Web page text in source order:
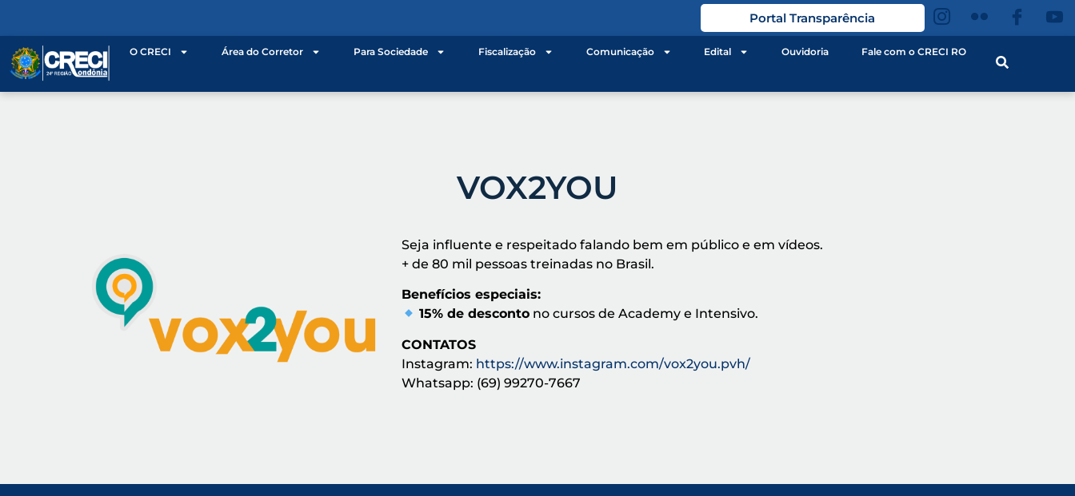
Portal Transparência
O CRECI Área do Corretor Para Sociedade Fiscalização Comunicação Edital Ouvidoria Fale com o CRECI RO
VOX2YOU
Seja influente e respeitado falando bem em público e em vídeos.
+ de 80 mil pessoas treinadas no Brasil.
Benefícios especiais:
15% de desconto no cursos de Academy e Intensivo.
CONTATOS
Instagram: https://www.instagram.com/vox2you.pvh/
Whatsapp: (69) 99270-7667